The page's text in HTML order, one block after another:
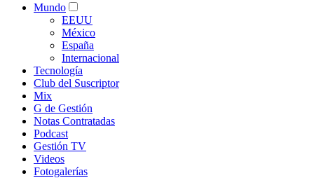
Mundo
EEUU
México
España
Internacional
Tecnología
Club del Suscriptor
Mix
G de Gestión
Notas Contratadas
Podcast
Gestión TV
Videos
Fotogalerías